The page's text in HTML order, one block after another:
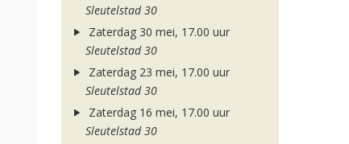
Sleutelstad 30
Zaterdag 30 mei, 17.00 uur
Sleutelstad 30
Zaterdag 23 mei, 17.00 uur
Sleutelstad 30
Zaterdag 16 mei, 17.00 uur
Sleutelstad 30